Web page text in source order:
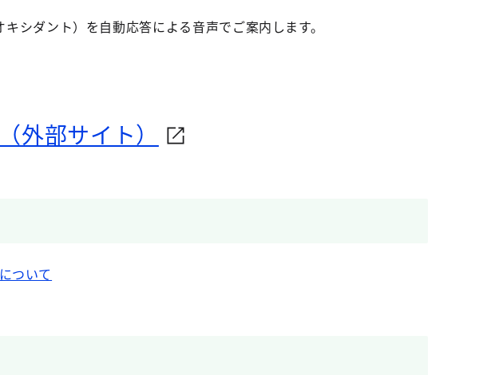
シダント）を自動応答による音声でご案内します。
外部サイト）
ついて